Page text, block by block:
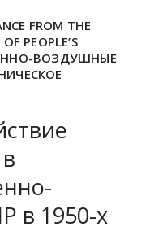
FROM THE
PEOPLE’S
ВОЗДУШНЫЕ
в 1950-х